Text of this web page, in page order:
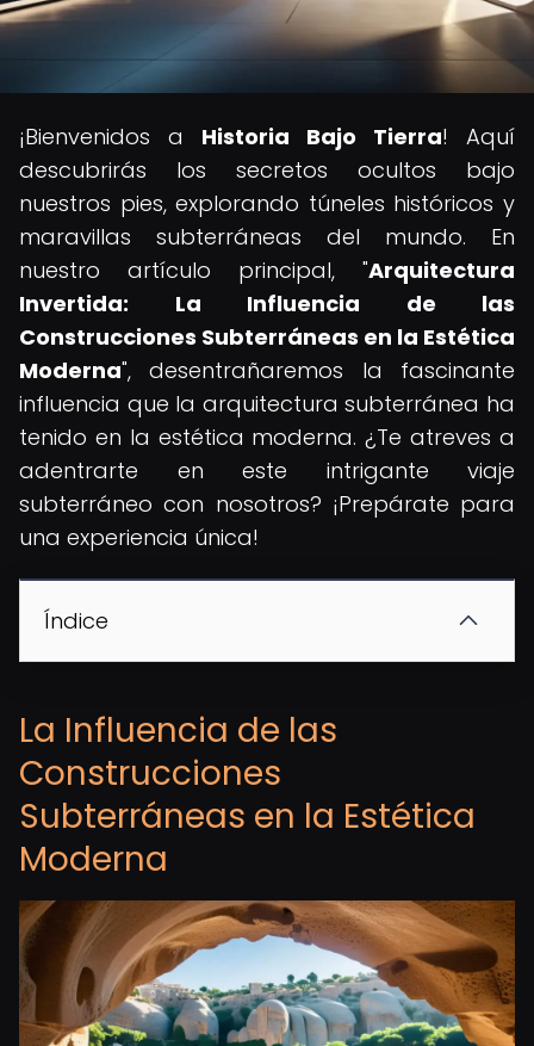
¡Bienvenidos a Historia Bajo Tierra! Aquí
descubrirás los secretos ocultos bajo
nuestros pies, explorando túneles históricos y
maravillas subterráneas del mundo. En
nuestro artículo principal, "Arquitectura
Invertida: La Influencia de las
Construcciones Subterráneas en la Estética
Moderna", desentrañaremos la fascinante
influencia que la arquitectura subterránea ha
tenido en la estética moderna. ¿Te atreves a
adentrarte en este intrigante viaje
subterráneo con nosotros? ¡Prepárate para
una experiencia única!
Índice
La Influencia de las
Construcciones
Subterráneas en la Estética
Moderna